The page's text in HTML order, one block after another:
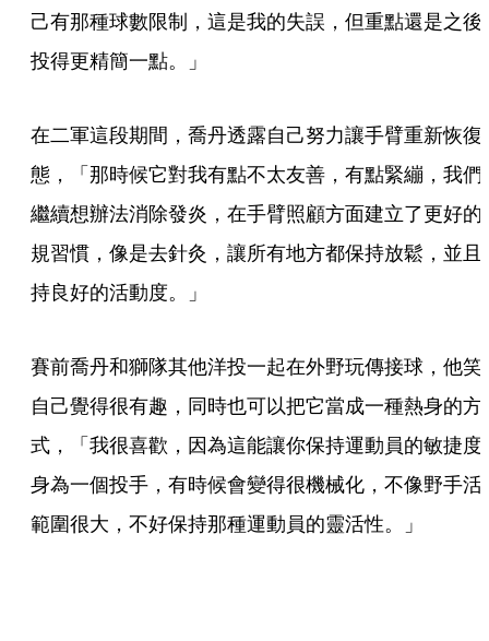
己有那種球數限制，這是我的失誤，但重點還是之後
投得更精簡一點。」
在二軍這段期間，喬丹透露自己努力讓手臂重新恢復
態，「那時候它對我有點不太友善，有點緊繃，我們
繼續想辦法消除發炎，在手臂照顧方面建立了更好的
規習慣，像是去針灸，讓所有地方都保持放鬆，並且
持良好的活動度。」
賽前喬丹和獅隊其他洋投一起在外野玩傳接球，他笑
自己覺得很有趣，同時也可以把它當成一種熱身的方
式，「我很喜歡，因為這能讓你保持運動員的敏捷度
身為一個投手，有時候會變得很機械化，不像野手活
範圍很大，不好保持那種運動員的靈活性。」